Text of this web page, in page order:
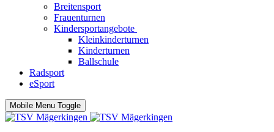
Breitensport
Frauenturnen
Kindersportangebote
Kleinkinderturnen
Kinderturnen
Ballschule
Radsport
eSport
Mobile Menu Toggle